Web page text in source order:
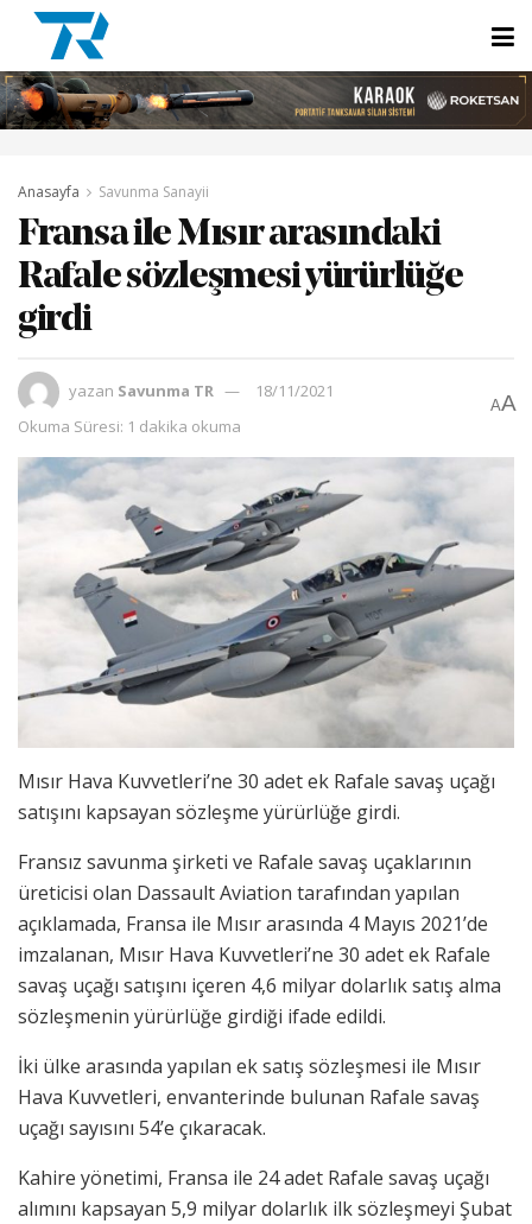
Anasayfa Savunma Sanayii
Fransa ile Mısır arasındaki
Rafale sözleşmesi yürürlüğe
girdi
yazan Savunma TR
18/11/2021
Okuma Süresi: 1 dakika okuma
AA
Mısır Hava Kuvvetleri’ne 30 adet ek Rafale savaş uçağı
satışını kapsayan sözleşme yürürlüğe girdi.
Fransız savunma şirketi ve Rafale savaş uçaklarının
üreticisi olan Dassault Aviation tarafından yapılan
açıklamada, Fransa ile Mısır arasında 4 Mayıs 2021’de
imzalanan, Mısır Hava Kuvvetleri’ne 30 adet ek Rafale
savaş uçağı satışını içeren 4,6 milyar dolarlık satış alma
sözleşmenin yürürlüğe girdiği ifade edildi.
İki ülke arasında yapılan ek satış sözleşmesi ile Mısır
Hava Kuvvetleri, envanterinde bulunan Rafale savaş
uçağı sayısını 54’e çıkaracak.
Kahire yönetimi, Fransa ile 24 adet Rafale savaş uçağı
alımını kapsayan 5,9 milyar dolarlık ilk sözleşmeyi Şubat